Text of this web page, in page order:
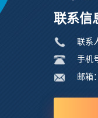
联系信
联系
手机
邮箱